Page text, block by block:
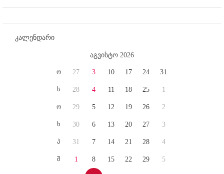
კალენდარი
აგვისტო 2026
ო
ს
ო
ხ
პ
შ
27
28
29
30
31
1
3
4
5
6
7
8
10
11
12
13
14
15
17
18
19
20
21
22
24
25
26
27
28
29
31
1
2
3
4
5